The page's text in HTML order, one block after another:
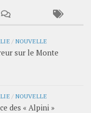
/ NOUVELLE
sur le Monte
/ NOUVELLE
des « Alpini »